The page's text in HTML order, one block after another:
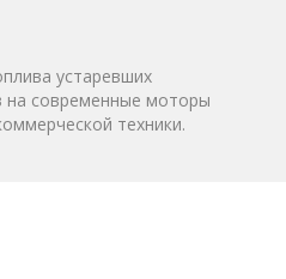
устаревших
на современные моторы
техники.